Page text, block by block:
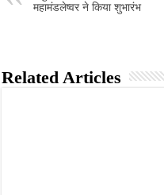
महामंडलेष्वर ने किया शुभारंभ
Related Articles